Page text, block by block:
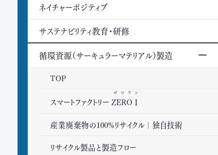
ネイチャーポジティブ
サステナビリティ教育・研修
循環資源（サーキュラーマテリアル）製造
TOP
スマートファクトリー ZEROⅠ
ゼロワン
産業廃棄物の100%リサイクル｜独自技術
リサイクル製品と製造フロー